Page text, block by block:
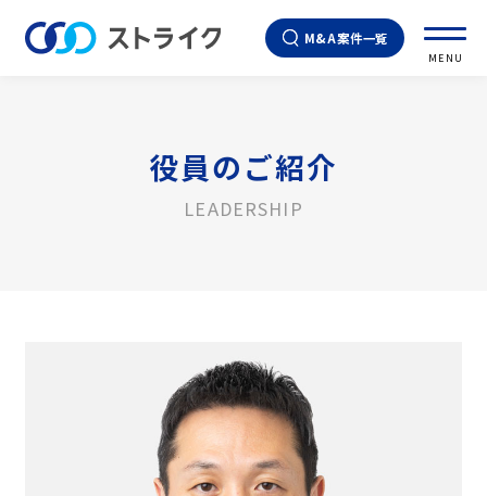
M&A案件一覧
MENU
役員のご紹介
LEADERSHIP